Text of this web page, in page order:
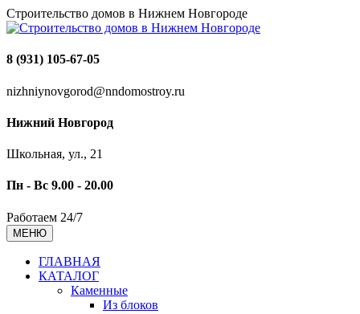
Строительство домов в Нижнем Новгороде
8 (931) 105-67-05
nizhniynovgorod@nndomostroy.ru
Нижний Новгород
Школьная, ул., 21
Пн - Вс 9.00 - 20.00
Работаем 24/7
МЕНЮ
ГЛАВНАЯ
КАТАЛОГ
Каменные
Из блоков